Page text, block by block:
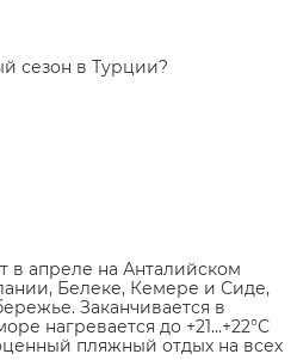
сезон в Турции?
в апреле на Анталийском
Белеке, Кемере и Сиде,
Заканчивается в
нагревается до +21...+22°С
пляжный отдых на всех